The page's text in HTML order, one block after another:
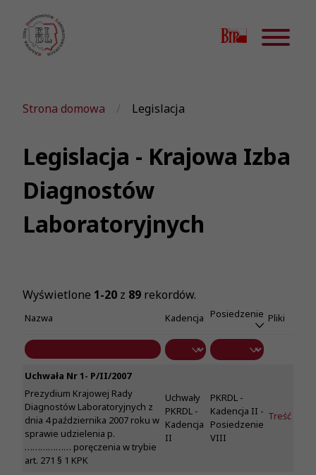
Strona domowa Legislacja
Legislacja - Krajowa Izba
Diagnostów
Laboratoryjnych
Wyświetlone 1-20 z 89 rekordów.
Nazwa Kadencja Posiedzenie Pliki
Uchwała Nr 1- P/II/2007
Prezydium Krajowej Rady
Diagnostów Laboratoryjnych z
dnia 4 października 2007 roku w
sprawie udzielenia p.
……………… poręczenia w trybie
art. 271 § 1 KPK
Uchwały
PKRDL -
Kadencja
II
PKRDL -
Kadencja II -
Posiedzenie
VIII
Treść